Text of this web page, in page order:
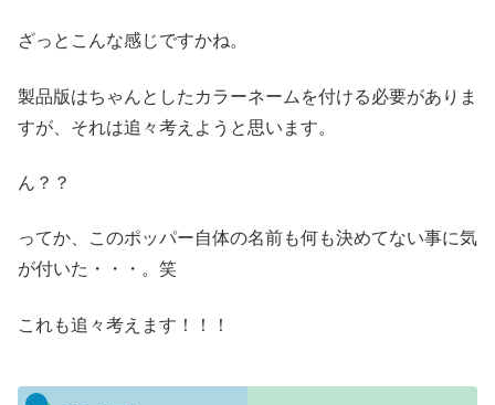
ざっとこんな感じですかね。
製品版はちゃんとしたカラーネームを付ける必要がありま
すが、それは追々考えようと思います。
ん？？
ってか、このポッパー自体の名前も何も決めてない事に気
が付いた・・・。笑
これも追々考えます！！！